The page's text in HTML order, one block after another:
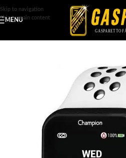
Skip to navigation
Skip to main content
MENU